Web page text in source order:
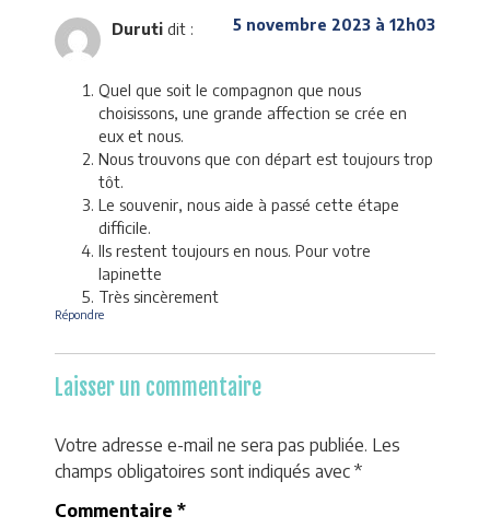
Duruti dit : 5 novembre 2023 à 12h03
Quel que soit le compagnon que nous
choisissons, une grande affection se crée en
eux et nous.
Nous trouvons que con départ est toujours trop
tôt.
Le souvenir, nous aide à passé cette étape
difficile.
Ils restent toujours en nous. Pour votre
lapinette
Très sincèrement
Répondre
Laisser un commentaire
Votre adresse e-mail ne sera pas publiée. Les
champs obligatoires sont indiqués avec *
Commentaire *